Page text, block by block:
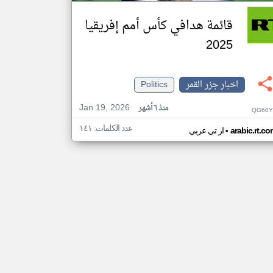
قائمة هدافي كأس أمم إفريقيا
2025
اخبار جزر القمر
Politics
Jan 19, 2026
منذ ٦ أشهر
ار تي عربي• عدد الكلمات: ١٤١